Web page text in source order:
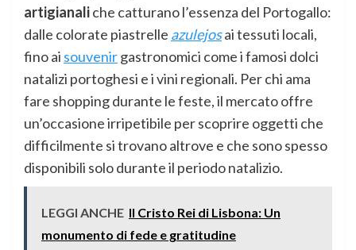
artigianaliche catturano l’essenza del Portogallo:
dalle colorate piastrelle azulejosai tessuti locali,
fino ai souvenirgastronomici come i famosi dolci
natalizi portoghesi e i vini regionali. Per chi ama
fare shopping durante le feste, il mercato offre
un’occasione irripetibile per scoprire oggetti che
difficilmente si trovano altrove e che sono spesso
disponibili solo durante il periodo natalizio.
LEGGI ANCHE Il Cristo Rei di Lisbona: Un
monumento di fede e gratitudine